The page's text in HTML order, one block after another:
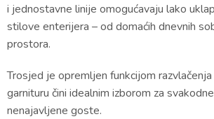
i jednostavne linije omogućavaju lako
stilove enterijera – od domaćih dnevnih
prostora.
Trosjed je opremljen funkcijom
garnituru čini idealnim izborom za
nenajavljene goste.